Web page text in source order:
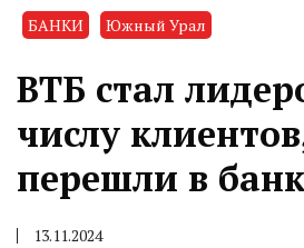
БАНКИ Южный Урал
ВТБ стал
числу
перешли в банк
13.11.2024